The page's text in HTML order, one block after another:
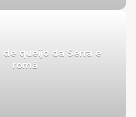
de queijo da Serra e
romã